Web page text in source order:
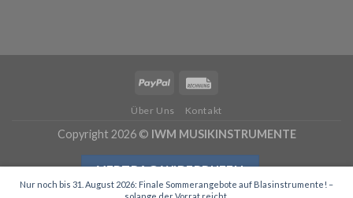
Über Uns Kontakt
Copyright 2026 © IWM MUSIKINSTRUMENTE
Nur noch bis 31. August 2026: Finale Sommerangebote auf Blasinstrumente! –
VERTRAG WIDERRUFEN